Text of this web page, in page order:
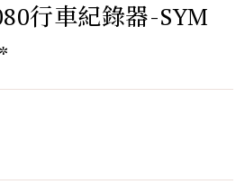
行車紀錄器-SYM